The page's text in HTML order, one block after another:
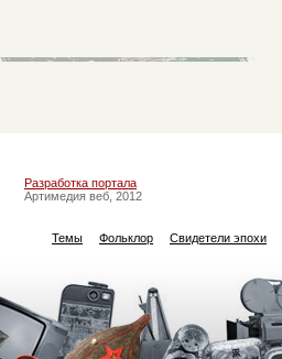
Разработка портала
Артимедия веб, 2012
Темы Фольклор Свидетели эпохи